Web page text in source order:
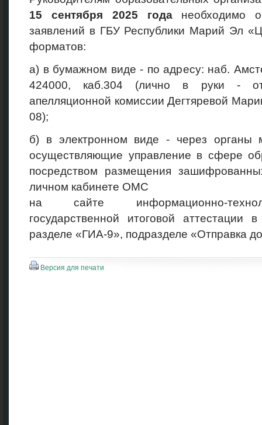
15
сентября 2025 годанеобходимо
заявлений в ГБУ Республики Марий Эл
форматов:
а) в бумажном виде - по адресу: наб.
424000, каб.304 (лично в руки -
апелляционной комиссии Дегтяревой
08);
б) в электронном виде - через органы
осуществляющие управление в сфере
посредством размещения
личном кабинете ОМС
на сайте информационно-
государственной итоговой
разделе «ГИА-9», подразделе «Отправка
Версия для печати